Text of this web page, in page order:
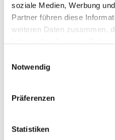
soziale Medien, Werbung
Partner führen diese
weiteren Daten zusammen,
Notwendig
Präferenzen
Statistiken
Dies